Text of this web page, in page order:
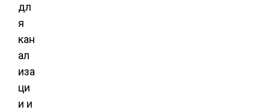
дл
я
кан
ал
иза
ци
и и